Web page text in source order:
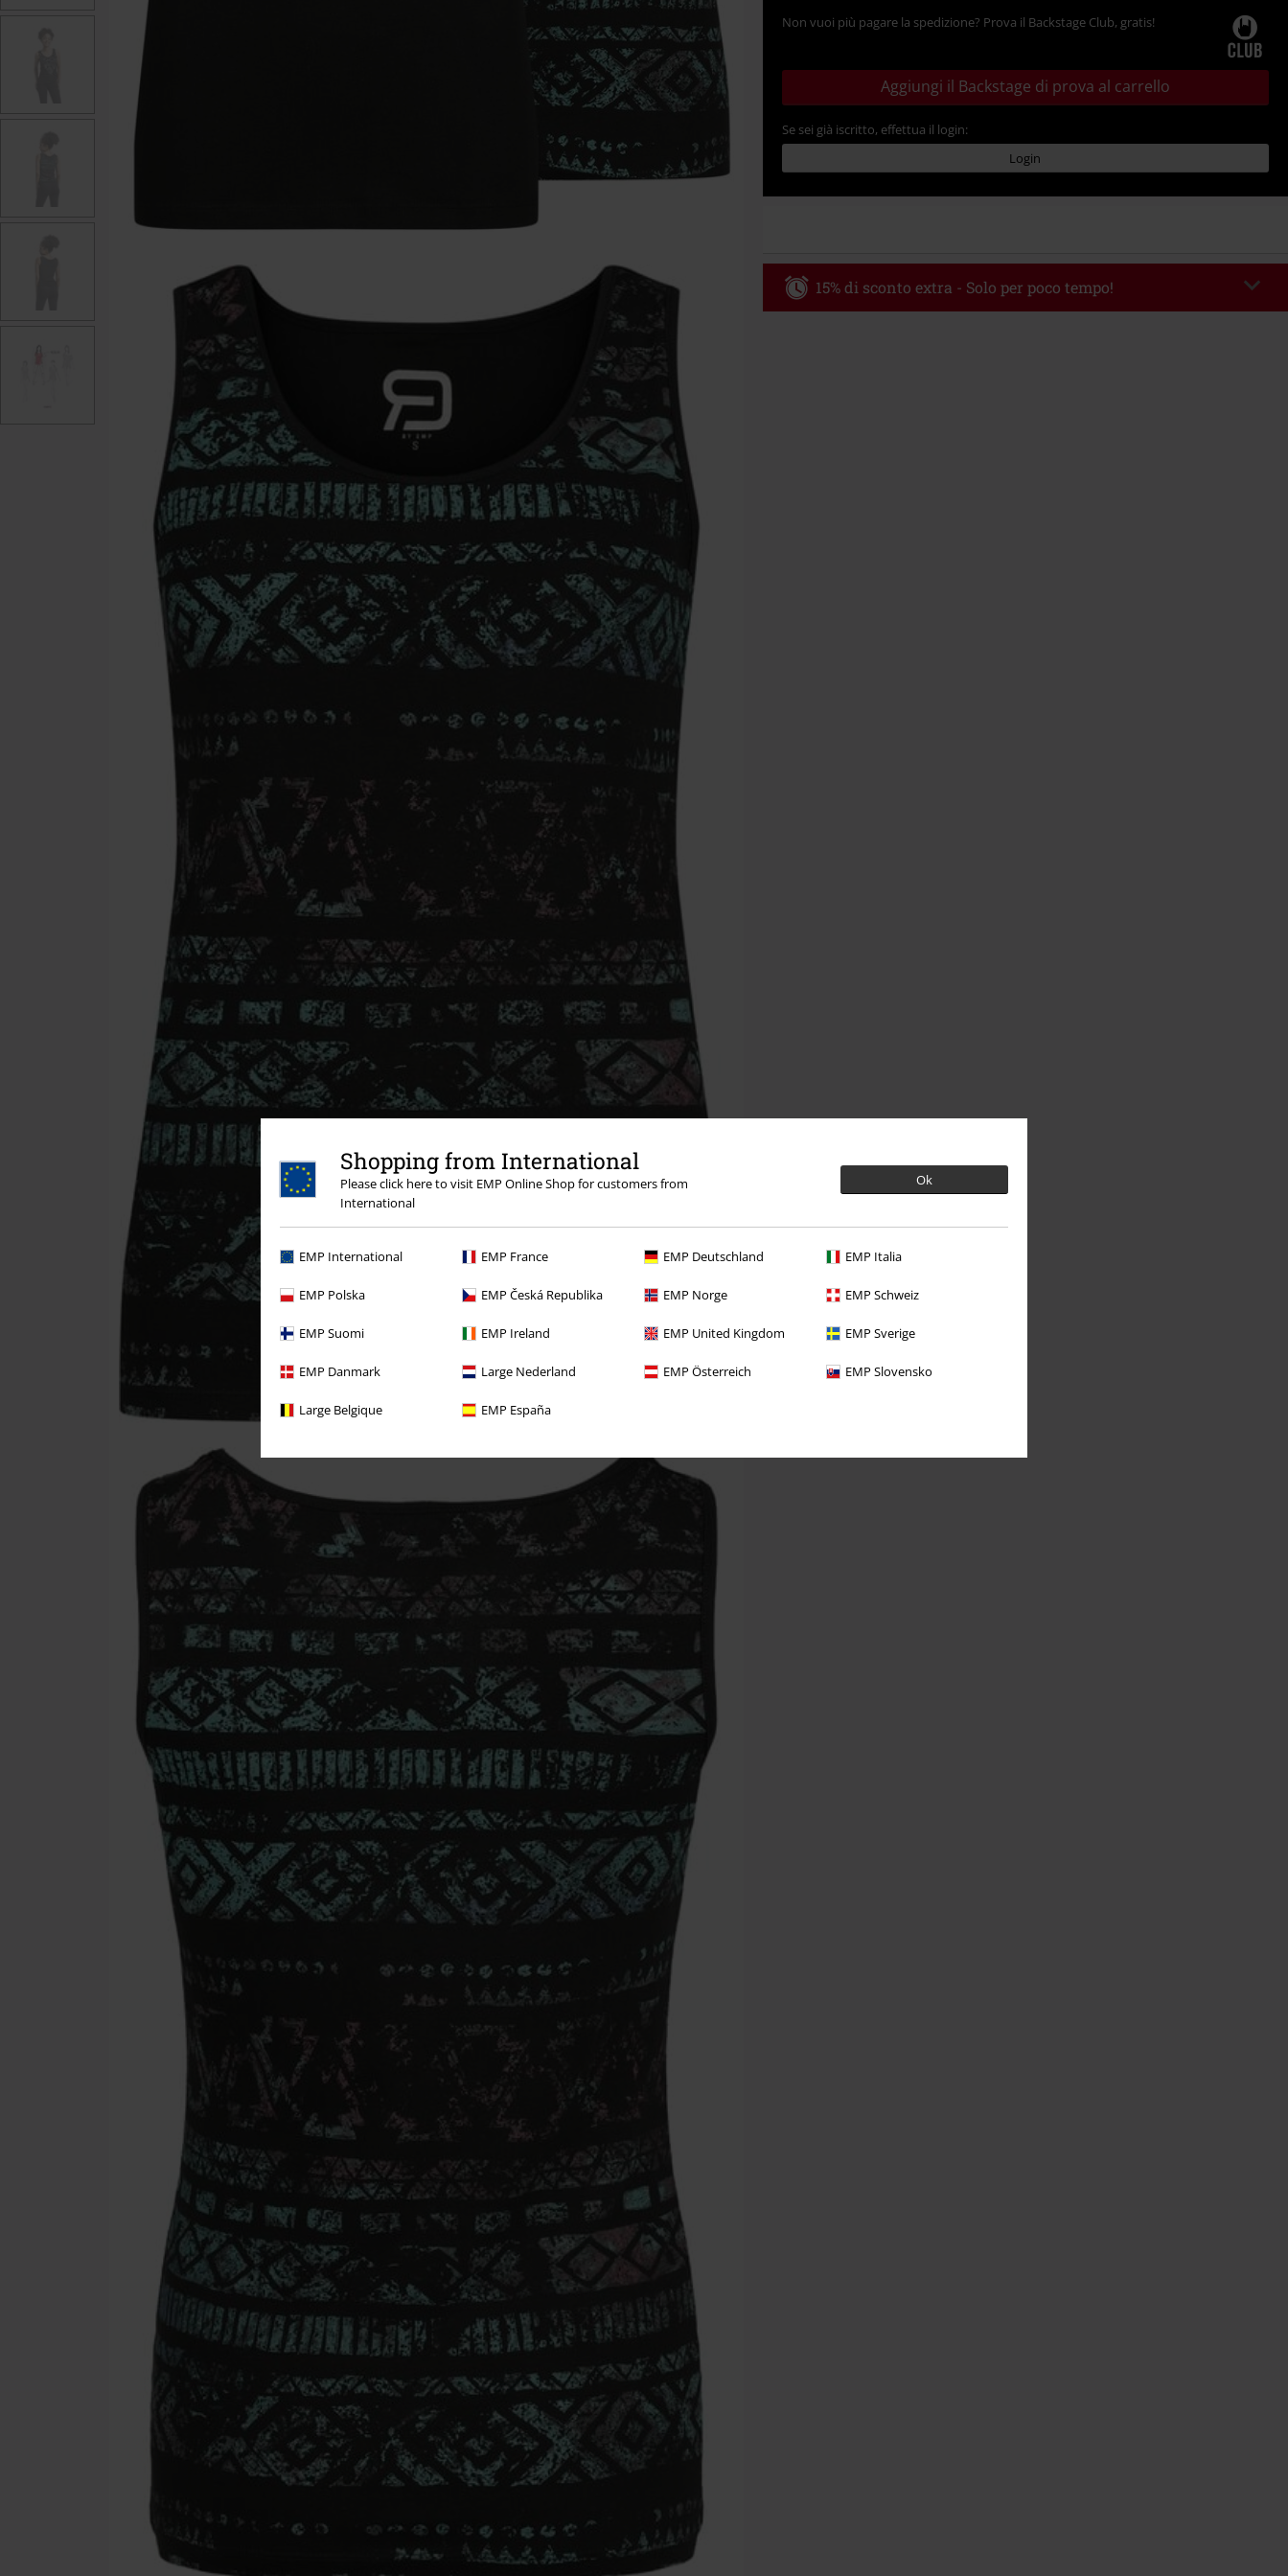
Shopping from International
Please click here to visit EMP Online Shop for customers from
International
Ok
EMP International EMP France EMP Deutschland EMP Italia
EMP Polska EMP Česká Republika EMP Norge EMP Schweiz
EMP Suomi EMP Ireland EMP United Kingdom EMP Sverige
EMP Danmark Large Nederland EMP Österreich EMP Slovensko
Large Belgique EMP España
Non vuoi più pagare la spedizione? Prova il Backstage Club, gratis!
Aggiungi il Backstage di prova al carrello
Se sei già iscritto, effettua il login:
Login
15% di sconto extra - Solo per poco tempo!